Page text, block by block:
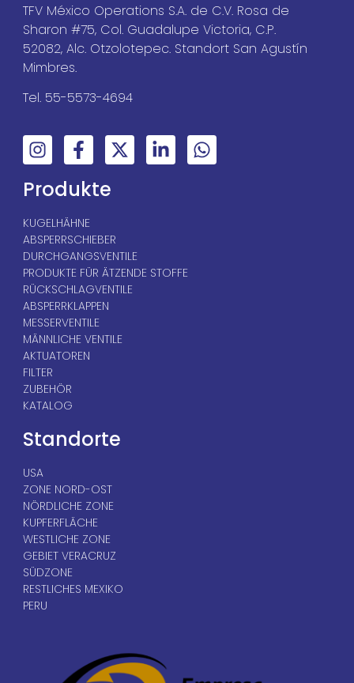
TFV México Operations S.A. de C.V. Rosa de
Sharon #75, Col. Guadalupe Victoria, C.P.
52082, Alc. Otzolotepec. Standort San Agustín
Mimbres.
Tel. 55-5573-4694
Produkte
KUGELHÄHNE
ABSPERRSCHIEBER
DURCHGANGSVENTILE
PRODUKTE FÜR ÄTZENDE STOFFE
RÜCKSCHLAGVENTILE
ABSPERRKLAPPEN
MESSERVENTILE
MÄNNLICHE VENTILE
AKTUATOREN
FILTER
ZUBEHÖR
KATALOG
Standorte
USA
ZONE NORD-OST
NÖRDLICHE ZONE
KUPFERFLÄCHE
WESTLICHE ZONE
GEBIET VERACRUZ
SÜDZONE
RESTLICHES MEXIKO
PERU